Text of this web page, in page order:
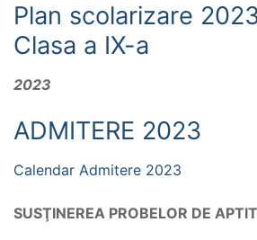
Plan scolarizare
Clasa a IX-a
2023
ADMITERE 2023
Calendar Admitere 2023
SUSŢINEREA PROBELOR DE